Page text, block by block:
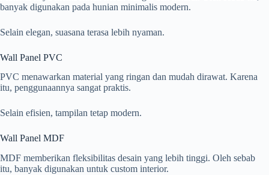
banyak digunakan pada hunian minimalis modern.
Selain elegan, suasana terasa lebih nyaman.
Wall Panel PVC
PVC menawarkan material yang ringan dan mudah dirawat. Karena
itu, penggunaannya sangat praktis.
Selain efisien, tampilan tetap modern.
Wall Panel MDF
MDF memberikan fleksibilitas desain yang lebih tinggi. Oleh sebab
itu, banyak digunakan untuk custom interior.